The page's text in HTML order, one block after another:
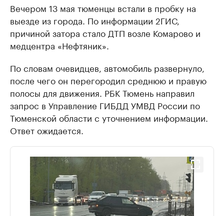
Вечером 13 мая тюменцы встали в пробку на
выезде из города. По информации 2ГИС,
причиной затора стало ДТП возле Комарово и
медцентра «Нефтяник».
По словам очевидцев, автомобиль развернуло,
после чего он перегородил среднюю и правую
полосы для движения. РБК Тюмень направил
запрос в Управление ГИБДД УМВД России по
Тюменской области с уточнением информации.
Ответ ожидается.